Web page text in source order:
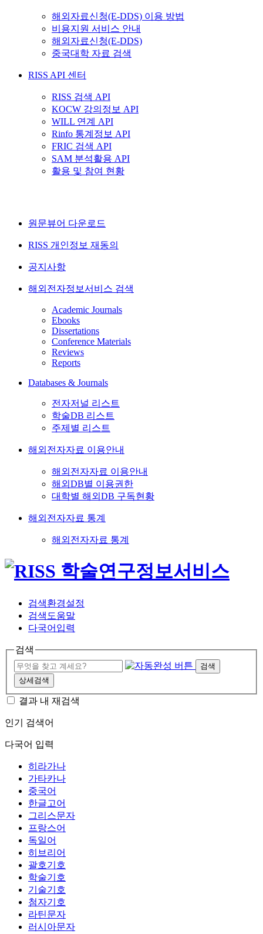
해외자료신청(E-DDS) 이용 방법
비용지원 서비스 안내
해외자료신청(E-DDS)
중국대학 자료 검색
RISS API 센터
RISS 검색 API
KOCW 강의정보 API
WILL 연계 API
Rinfo 통계정보 API
FRIC 검색 API
SAM 분석활용 API
활용 및 참여 현황
원문뷰어 다운로드
RISS 개인정보 재동의
공지사항
해외전자정보서비스 검색
Academic Journals
Ebooks
Dissertations
Conference Materials
Reviews
Reports
Databases & Journals
전자저널 리스트
학술DB 리스트
주제별 리스트
해외전자자료 이용안내
해외전자자료 이용안내
해외DB별 이용권한
대학별 해외DB 구독현황
해외전자자료 통계
해외전자자료 통계
검색환경설정
검색도움말
다국어입력
검색
검색
상세검색
결과 내 재검색
인기 검색어
다국어 입력
히라가나
가타카나
중국어
한글고어
그리스문자
프랑스어
독일어
히브리어
괄호기호
학술기호
기술기호
첨자기호
라틴문자
러시아문자